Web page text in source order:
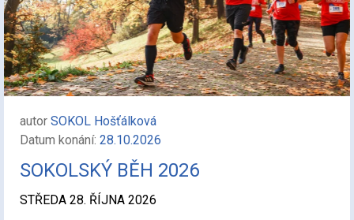
autor SOKOL Hošťálková
Datum konání: 28.10.2026
SOKOLSKÝ BĚH 2026
STŘEDA 28. ŘÍJNA 2026